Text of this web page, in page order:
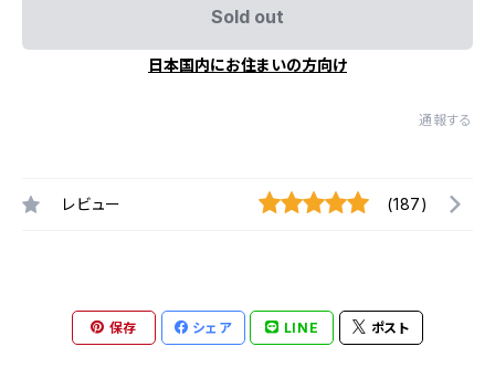
Sold out
日本国内にお住まいの方向け
通報する
レビュー (187)
保存 シェア LINE ポスト